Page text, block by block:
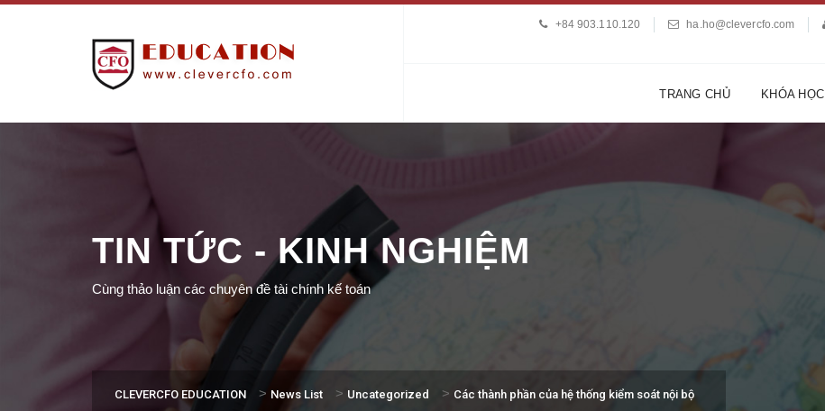
+84 903.110.120 ha.ho@clevercfo.com
TRANG CHỦ KHÓA HỌC
TIN TỨC - KINH NGHIỆM
Cùng thảo luận các chuyên đề tài chính kế toán
CLEVERCFO EDUCATION > News List > Uncategorized > Các thành phần của hệ thống kiểm soát nội bộ